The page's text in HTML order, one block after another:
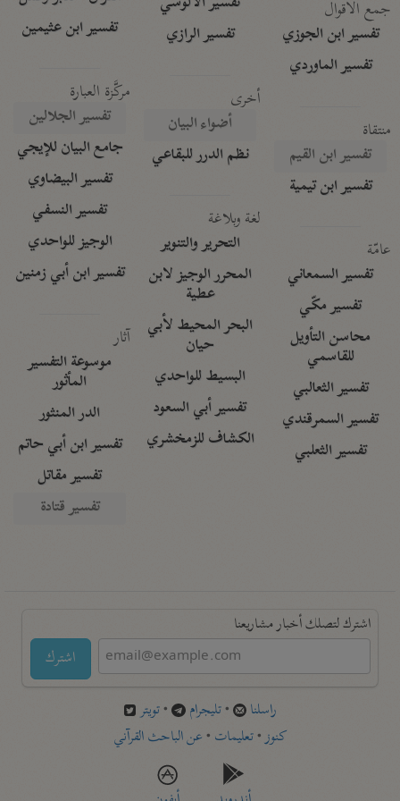
جمع الأقوال
تفسير ابن الجوزي
تفسير الماوردي
منتقاة
تفسير ابن القيم
تفسير ابن تيمية
عامّة
تفسير السمعاني
تفسير مكّي
محاسن التأويل
للقاسمي
تفسير الثعالبي
تفسير السمرقندي
تفسير الثعلبي
تفسير الرازي
أخرى
أضواء البيان
نظم الدرر للبقاعي
لغة وبلاغة
التحرير والتنوير
المحرر الوجيز لابن
عطية
البحر المحيط لأبي
حيان
البسيط للواحدي
تفسير أبي السعود
الكشاف للزمخشري
تفسير ابن عثيمين
مركَّزة العبارة
تفسير الجلالين
جامع البيان للإيجي
تفسير البيضاوي
تفسير النسفي
الوجيز للواحدي
تفسير ابن أبي زمنين
آثار
موسوعة التفسير
المأثور
الدر المنثور
تفسير ابن أبي حاتم
تفسير مقاتل
تفسير قتادة
اشترك لتصلك أخبار مشاريعنا
اشترك
راسلنا •تليجرام •تويتر
كنوز•تعليمات •عن الباحث القرآني